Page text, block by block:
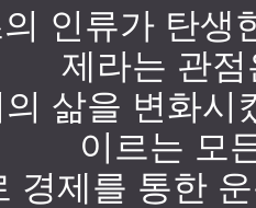
인류가 탄생
제라는 관
의 삶을 변화시
이르는 모
경제를 통한